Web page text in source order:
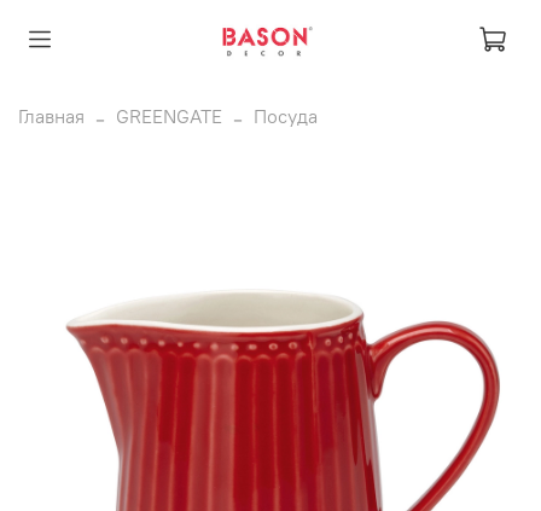
Главная GREENGATE Посуда